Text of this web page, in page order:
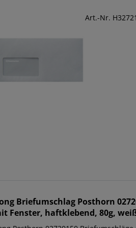
Art.-Nr.
Briefumschlag Posthorn
Fenster, haftklebend, 80g,